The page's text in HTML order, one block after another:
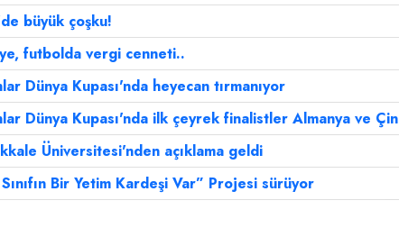
büyük çoşku!
futbolda vergi cenneti..
Dünya Kupası'nda heyecan tırmanıyor
Dünya Kupası'nda ilk çeyrek finalistler Almanya ve Çin
Üniversitesi'nden açıklama geldi
Bir Yetim Kardeşi Var” Projesi sürüyor